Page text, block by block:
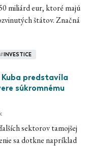
miliárd eur, ktoré majú
štátov. Značná
# INVESTICE
Kuba predstavila
súkromnému
sektorov tamojšej
sa dotkne napríklad